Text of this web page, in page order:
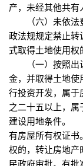
产，未经其他共
（六）未依法
政法规规定禁止
式取得土地使用权
（一）按照出
金，并取得土地
行投资开发，属
之二十五以上，
建设用地条件。
有房屋所有权证
权的，转让房地产
民政府审批。有